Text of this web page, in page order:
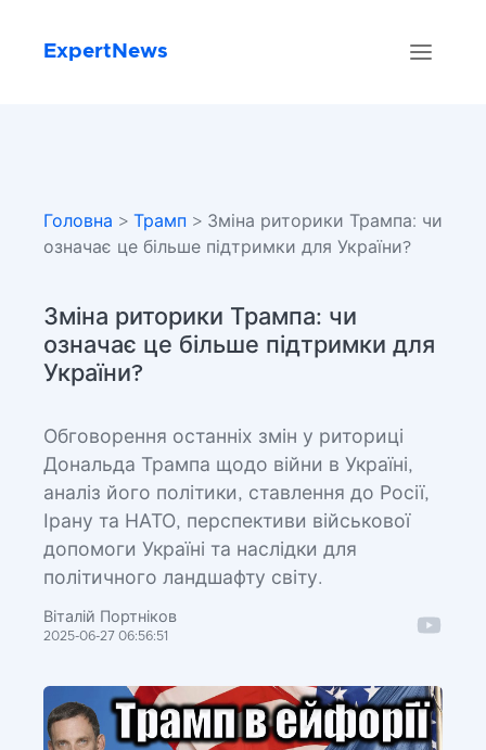
ExpertNews
Головна > Трамп > Зміна риторики Трампа: чи
означає це більше підтримки для України?
Зміна риторики Трампа: чи
означає це більше підтримки для
України?
Обговорення останніх змін у риториці
Дональда Трампа щодо війни в Україні,
аналіз його політики, ставлення до Росії,
Ірану та НАТО, перспективи військової
допомоги Україні та наслідки для
політичного ландшафту світу.
Віталій Портніков
2025-06-27 06:56:51